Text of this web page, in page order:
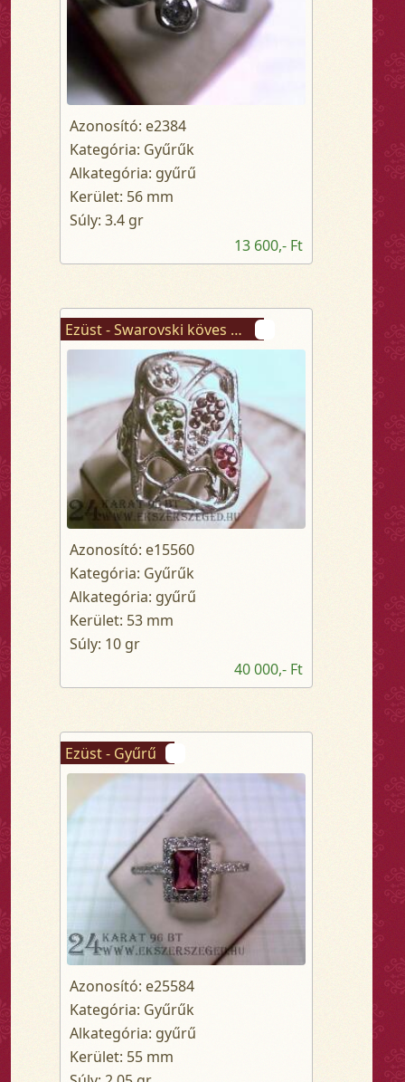
Azonosító: e2384
Kategória: Gyűrűk
Alkategória: gyűrű
Kerület: 56 mm
Súly: 3.4 gr
13 600,- Ft
Ezüst - Swarovski köves gyűrű
Azonosító: e15560
Kategória: Gyűrűk
Alkategória: gyűrű
Kerület: 53 mm
Súly: 10 gr
40 000,- Ft
Ezüst - Gyűrű
Azonosító: e25584
Kategória: Gyűrűk
Alkategória: gyűrű
Kerület: 55 mm